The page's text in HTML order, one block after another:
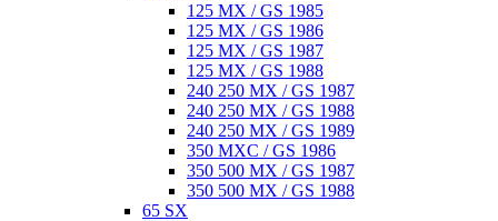
125 MX / GS 1985
125 MX / GS 1986
125 MX / GS 1987
125 MX / GS 1988
240 250 MX / GS 1987
240 250 MX / GS 1988
240 250 MX / GS 1989
350 MXC / GS 1986
350 500 MX / GS 1987
350 500 MX / GS 1988
65 SX